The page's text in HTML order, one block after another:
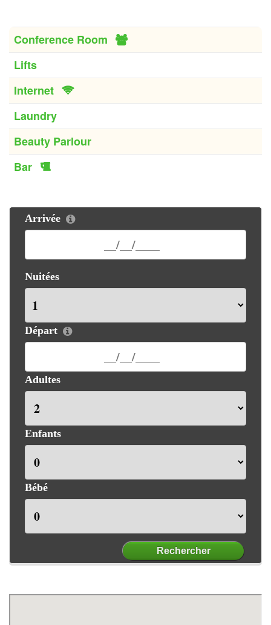
Conference Room
Lifts
Internet
Laundry
Beauty Parlour
Bar
Arrivée
Nuitées
Départ
Adultes
Enfants
Bébé